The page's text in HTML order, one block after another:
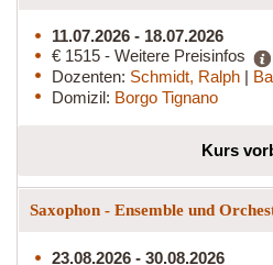
11.07.2026 - 18.07.2026
€ 1515 - Weitere Preisinfos
Dozenten: Schmidt, Ralph |
Domizil: Borgo Tignano
Kurs
Saxophon - Ensemble und
23.08.2026 - 30.08.2026